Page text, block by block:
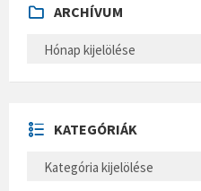
ARCHÍVUM
H
U
M
KATEGÓRIÁK